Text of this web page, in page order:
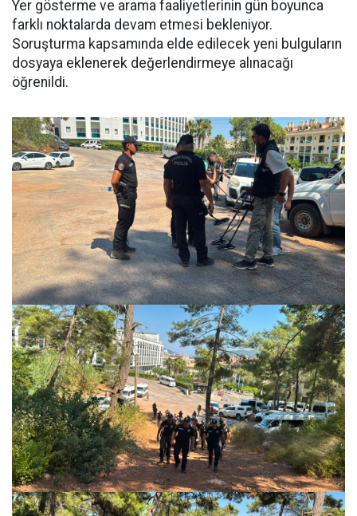
Yer gösterme ve arama faaliyetlerinin gün boyunca
farklı noktalarda devam etmesi bekleniyor.
Soruşturma kapsamında elde edilecek yeni bulguların
dosyaya eklenerek değerlendirmeye alınacağı
öğrenildi.